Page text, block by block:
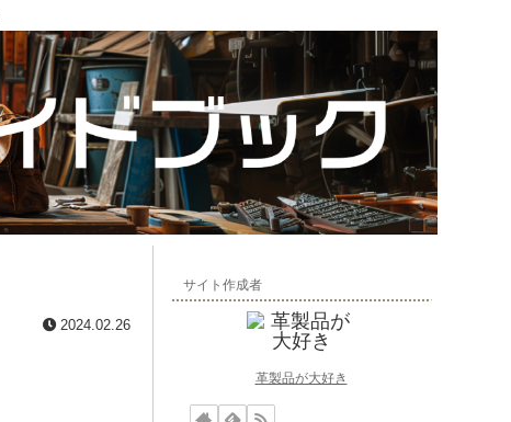
2024.02.26
サイト作成者
革製品が大好き